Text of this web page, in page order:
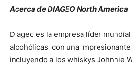
Acerca de DIAGEO North America
Diageo es la empresa líder
alcohólicas, con una
incluyendo a los whiskys Johnnie